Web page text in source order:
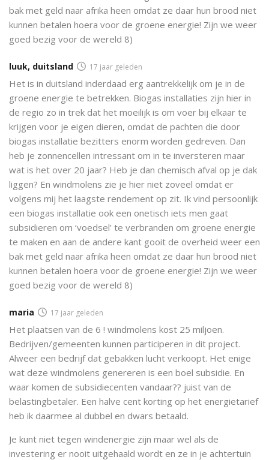
bak met geld naar afrika heen omdat ze daar hun brood niet
kunnen betalen hoera voor de groene energie! Zijn we weer
goed bezig voor de wereld 8)
luuk, duitsland 17 jaar geleden
Het is in duitsland inderdaad erg aantrekkelijk om je in de
groene energie te betrekken. Biogas installaties zijn hier in
de regio zo in trek dat het moeilijk is om voer bij elkaar te
krijgen voor je eigen dieren, omdat de pachten die door
biogas installatie bezitters enorm worden gedreven. Dan
heb je zonnencellen intressant om in te inversteren maar
wat is het over 20 jaar? Heb je dan chemisch afval op je dak
liggen? En windmolens zie je hier niet zoveel omdat er
volgens mij het laagste rendement op zit. Ik vind persoonlijk
een biogas installatie ook een onetisch iets men gaat
subsidieren om ‘voedsel’ te verbranden om groene energie
te maken en aan de andere kant gooit de overheid weer een
bak met geld naar afrika heen omdat ze daar hun brood niet
kunnen betalen hoera voor de groene energie! Zijn we weer
goed bezig voor de wereld 8)
maria 17 jaar geleden
Het plaatsen van de 6 ! windmolens kost 25 miljoen.
Bedrijven/gemeenten kunnen participeren in dit project.
Alweer een bedrijf dat gebakken lucht verkoopt. Het enige
wat deze windmolens genereren is een boel subsidie. En
waar komen de subsidiecenten vandaar?? juist van de
belastingbetaler. Een halve cent korting op het energietarief
heb ik daarmee al dubbel en dwars betaald.
Je kunt niet tegen windenergie zijn maar wel als de
investering er nooit uitgehaald wordt en ze in je achtertuin